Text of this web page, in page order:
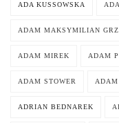
ADA KUSSOWSKA
ADAM MAKSYMILIAN
ADAM MIREK ADAM
ADAM STOWER
ADRIAN BEDNAREK